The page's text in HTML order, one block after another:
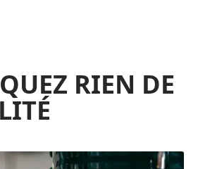
RIEN DE